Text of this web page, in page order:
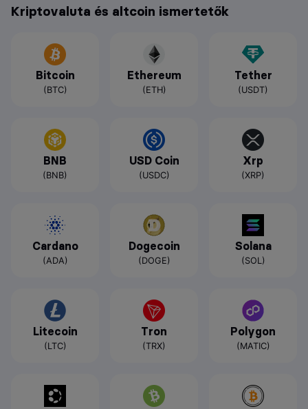
Kriptovaluta és altcoin ismertetők
Bitcoin
(BTC)
Ethereum
(ETH)
Tether
(USDT)
BNB
(BNB)
USD Coin
(USDC)
Xrp
(XRP)
Cardano
(ADA)
Dogecoin
(DOGE)
Solana
(SOL)
Litecoin
(LTC)
Tron
(TRX)
Polygon
(MATIC)